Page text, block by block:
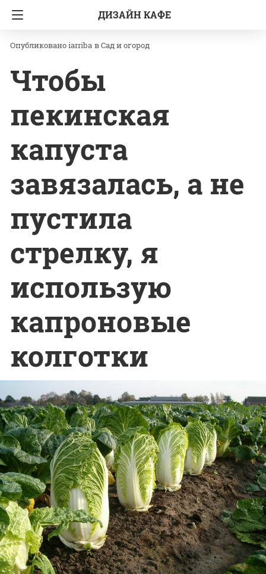
ДИЗАЙН КАФЕ
Главная Сад и огород
iarriba вСад и огород
Чтобы
пекинская
капуста
завязалась, а не
пустила
стрелку, я
использую
капроновые
колготки